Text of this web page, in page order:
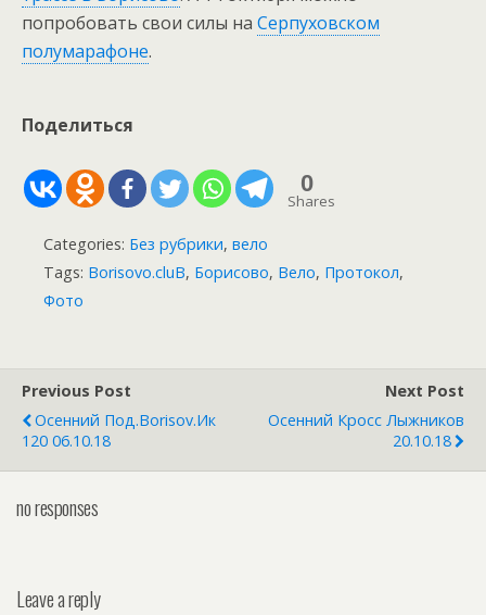
попробовать свои силы на Серпуховском
полумарафоне.
Поделиться
0
Shares
Categories: Без рубрики, вело
Tags: Borisovo.cluB, Борисово, Вело, Протокол,
Фото
Previous Post
Осенний Под.borisov.ик
120 06.10.18
Next Post
Осенний Кросс Лыжников
20.10.18
no responses
Leave a reply